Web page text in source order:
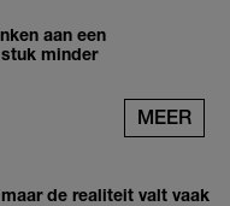
aan een
minder
MEER
de realiteit valt vaak